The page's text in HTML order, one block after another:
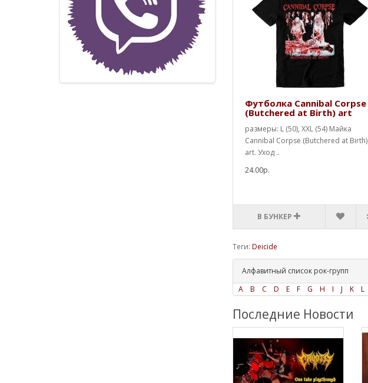
Футболка Cannibal Corpse
(Butchered at Birth) art
размеры: L (50), XXL (54) Майка
Cannibal Corpse (Butchered at Birth)
art. Уход ..
24.00р.
В БУНКЕР
Теги: Deicide
Алфавитный список рок-групп
A
B C D E F G H I J K L
Последние Новости